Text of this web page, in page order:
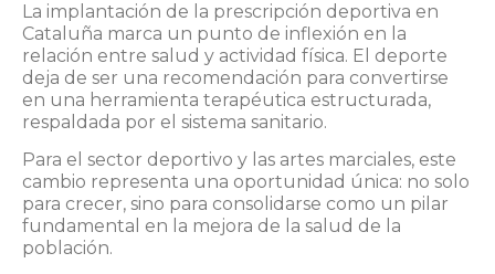
La implantación de la prescripción deportiva en
Cataluña marca un punto de inflexión en la
relación entre salud y actividad física. El deporte
deja de ser una recomendación para convertirse
en una herramienta terapéutica estructurada,
respaldada por el sistema sanitario.
Para el sector deportivo y las artes marciales, este
cambio representa una oportunidad única: no solo
para crecer, sino para consolidarse como un pilar
fundamental en la mejora de la salud de la
población.